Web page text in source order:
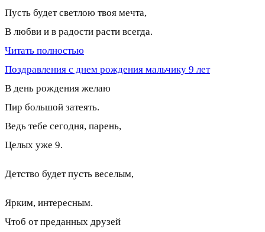
Пусть будет светлою твоя мечта,
В любви и в радости расти всегда.
Читать полностью
Поздравления с днем рождения мальчику 9 лет
В день рождения желаю
Пир большой затеять.
Ведь тебе сегодня, парень,
Целых уже 9.
Детство будет пусть веселым,
Ярким, интересным.
Чтоб от преданных друзей